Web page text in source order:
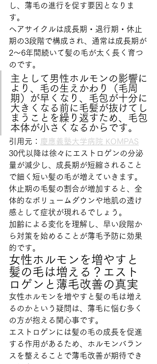
し、薄毛の進行を促す要因となりま
す。
ヘアサイクルは成長期・退行期・休止
期の3段階で構成され、通常は成長期が
2〜6年間続いて髪の毛が太く長く育つ
のです。
主として男性ホルモンの影響に
より、毛の生えかわり（毛周
期）が早くなり、毛包が十分に
大きくなる前に毛髪が抜けてし
まうことを繰り返すため、毛包
本体が小さくなるからです。
引用元：
慶應義塾大学病院 KOMPAS
30代以降は徐々にエストロゲンの分泌
量が減少し、成長期が短縮されること
で細く短い髪の毛が増えていきます。
休止期の毛髪の割合が増加すると、全
体的なボリュームダウンや地肌の透け
感として症状が現れるでしょう。
加齢による変化を理解し、早い段階か
ら対策を始めることが薄毛予防に効果
的です。
女性ホルモンを増やすと
髪の毛は増える？エスト
ロゲンと薄毛改善の真実
女性ホルモンを増やすと髪の毛は増え
るのかという疑問は、薄毛に悩む多く
の方が抱える関心事です。
エストロゲンには髪の毛の成長を促進
する作用があるため、ホルモンバラン
スを整えることで薄毛改善が期待でき